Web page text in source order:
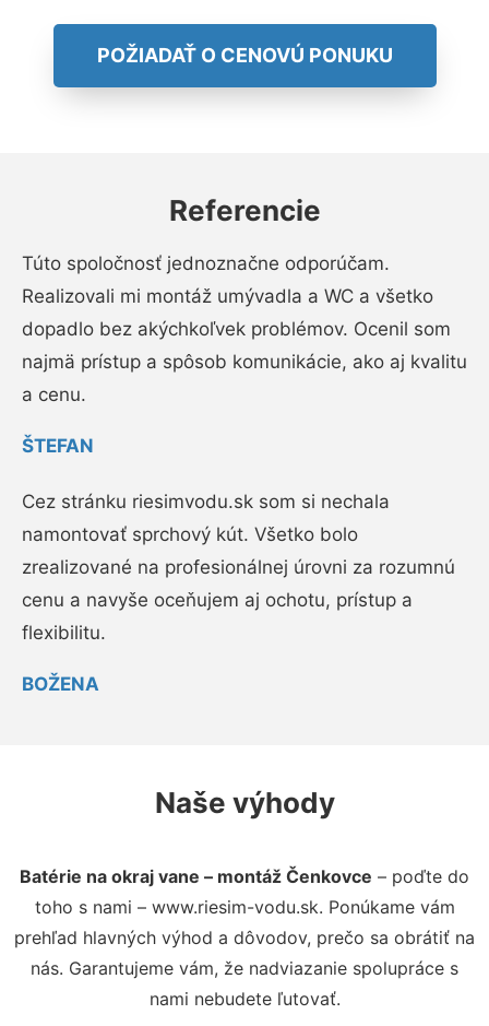
POŽIADAŤ O CENOVÚ PONUKU
Referencie
Túto spoločnosť jednoznačne odporúčam.
Realizovali mi montáž umývadla a WC a všetko
dopadlo bez akýchkoľvek problémov. Ocenil som
najmä prístup a spôsob komunikácie, ako aj kvalitu
a cenu.
ŠTEFAN
Cez stránku riesimvodu.sk som si nechala
namontovať sprchový kút. Všetko bolo
zrealizované na profesionálnej úrovni za rozumnú
cenu a navyše oceňujem aj ochotu, prístup a
flexibilitu.
BOŽENA
Naše výhody
Batérie na okraj vane – montáž Čenkovce – poďte do
toho s nami – www.riesim-vodu.sk. Ponúkame vám
prehľad hlavných výhod a dôvodov, prečo sa obrátiť na
nás. Garantujeme vám, že nadviazanie spolupráce s
nami nebudete ľutovať.